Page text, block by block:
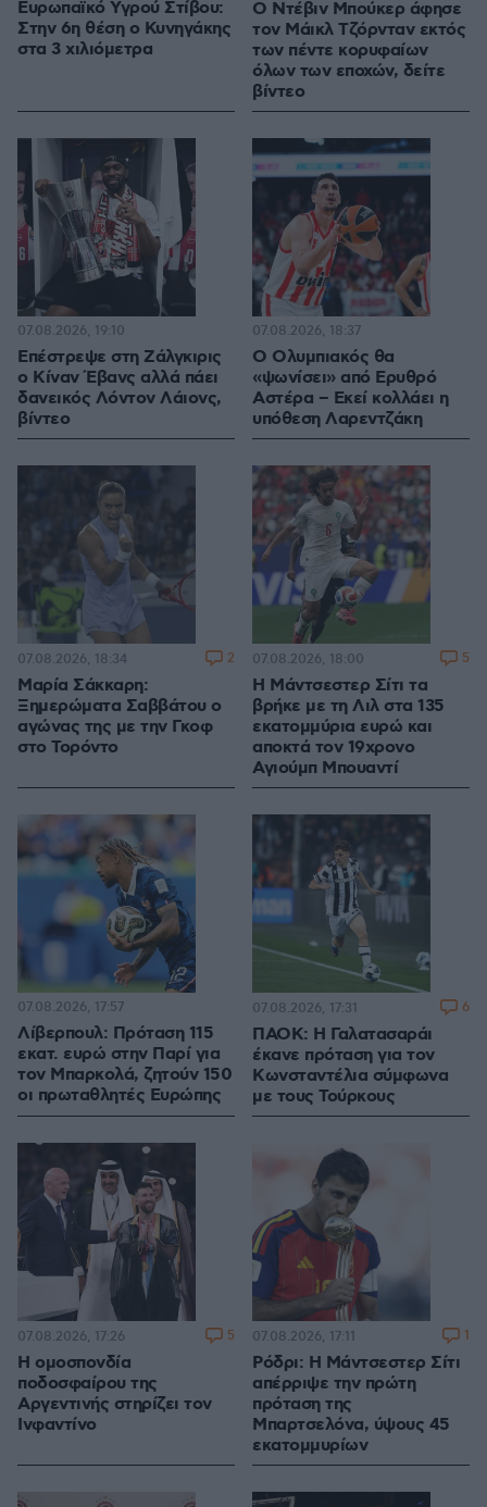
Ευρωπαϊκό Υγρού Στίβου:
Στην 6η θέση ο Κυνηγάκης
στα 3 χιλιόμετρα
Ο Ντέβιν Μπούκερ άφησε
τον Μάικλ Τζόρνταν εκτός
των πέντε κορυφαίων
όλων των εποχών, δείτε
βίντεο
Επέστρεψε στη Ζάλγκιρις
ο Κίναν Έβανς αλλά πάει
δανεικός Λόντον Λάιονς,
βίντεο
07.08.2026, 19:10
Ο Ολυμπιακός θα
«ψωνίσει» από Ερυθρό
Αστέρα – Εκεί κολλάει η
υπόθεση Λαρεντζάκη
07.08.2026, 18:37
Μαρία Σάκκαρη:
Ξημερώματα Σαββάτου ο
αγώνας της με την Γκοφ
στο Τορόντο
07.08.2026, 18:34 2
Η Μάντσεστερ Σίτι τα
βρήκε με τη Λιλ στα 135
εκατομμύρια ευρώ και
αποκτά τον 19χρονο
Αγιούμπ Μπουαντί
07.08.2026, 18:00 5
Λίβερπουλ: Πρόταση 115
εκατ. ευρώ στην Παρί για
τον Μπαρκολά, ζητούν 150
οι πρωταθλητές Ευρώπης
07.08.2026, 17:57
ΠΑΟΚ: Η Γαλατασαράι
έκανε πρόταση για τον
Κωνσταντέλια σύμφωνα
με τους Τούρκους
07.08.2026, 17:31 6
Η ομοσπονδία
ποδοσφαίρου της
Αργεντινής στηρίζει τον
Ινφαντίνο
07.08.2026, 17:26 5
Ρόδρι: Η Μάντσεστερ Σίτι
απέρριψε την πρώτη
πρόταση της
Μπαρτσελόνα, ύψους 45
εκατομμυρίων
07.08.2026, 17:11 1